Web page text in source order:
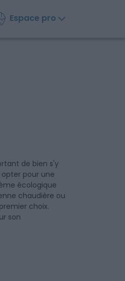
Espace pro
de bien s'y
pour une
écologique
chaudière ou
choix.
son